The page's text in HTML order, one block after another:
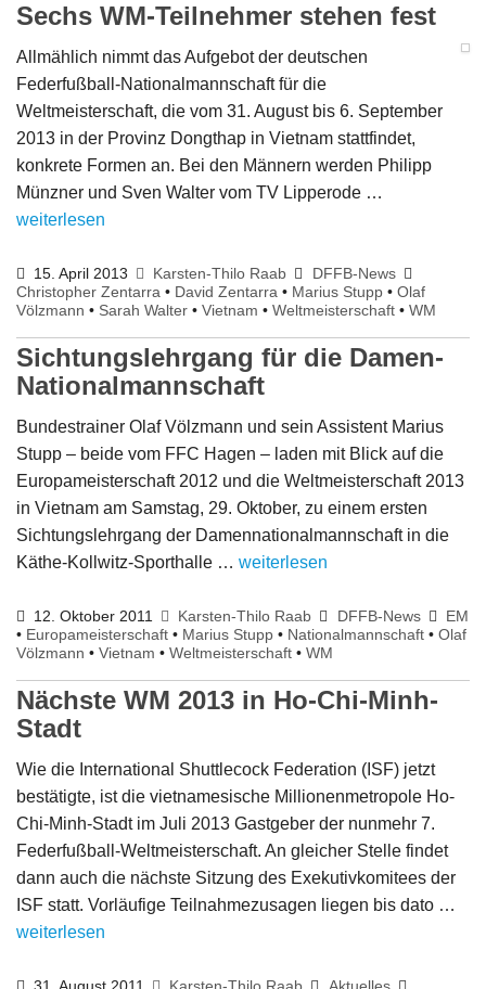
Sechs WM-Teilnehmer stehen fest
Allmählich nimmt das Aufgebot der deutschen
Federfußball-Nationalmannschaft für die
Weltmeisterschaft, die vom 31. August bis 6. September
2013 in der Provinz Dongthap in Vietnam stattfindet,
konkrete Formen an. Bei den Männern werden Philipp
Münzner und Sven Walter vom TV Lipperode …
weiterlesen
15. April 2013 Karsten-Thilo Raab
DFFB-News
Christopher Zentarra • David Zentarra • Marius Stupp • Olaf
Völzmann • Sarah Walter • Vietnam • Weltmeisterschaft • WM
Sichtungslehrgang für die Damen-
Nationalmannschaft
Bundestrainer Olaf Völzmann und sein Assistent Marius
Stupp – beide vom FFC Hagen – laden mit Blick auf die
Europameisterschaft 2012 und die Weltmeisterschaft 2013
in Vietnam am Samstag, 29. Oktober, zu einem ersten
Sichtungslehrgang der Damennationalmannschaft in die
Käthe-Kollwitz-Sporthalle … weiterlesen
12. Oktober 2011 Karsten-Thilo Raab DFFB-News
EM
• Europameisterschaft • Marius Stupp • Nationalmannschaft • Olaf
Völzmann • Vietnam • Weltmeisterschaft • WM
Nächste WM 2013 in Ho-Chi-Minh-
Stadt
Wie die International Shuttlecock Federation (ISF) jetzt
bestätigte, ist die vietnamesische Millionenmetropole Ho-
Chi-Minh-Stadt im Juli 2013 Gastgeber der nunmehr 7.
Federfußball-Weltmeisterschaft. An gleicher Stelle findet
dann auch die nächste Sitzung des Exekutivkomitees der
ISF statt. Vorläufige Teilnahmezusagen liegen bis dato …
weiterlesen